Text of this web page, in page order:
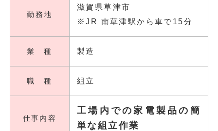
勤務地
滋賀県草津市
※JR 南草津駅から車で15分
業 種 製造
職 種 組立
仕事内容
工場内での家電製品の簡
単な組立作業